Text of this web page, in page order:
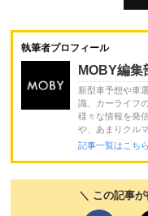
執筆者プロフィール
MOBY編集
新型車予想や車
識、カーライフ
様々な情報を発
や、あまりクル
記事一覧はこち
＼ この記事